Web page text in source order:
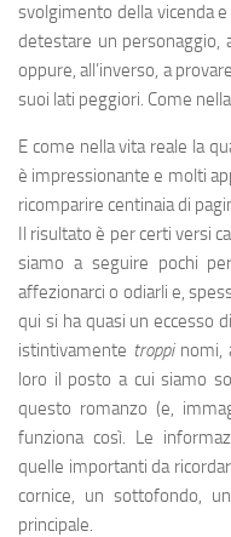
svolgimento della vicenda
detestare un personaggio,
oppure, all’inverso, a
suoi lati peggiori. Come
E come nella vita reale la
è impressionante e molti
ricomparire centinaia di
Il risultato è per certi versi
siamo a seguire pochi
affezionarci o odiarli e,
qui si ha quasi un eccesso
istintivamente troppinomi,
loro il posto a cui siamo
questo romanzo (e,
funziona così. Le
quelle importanti da
cornice, un sottofondo,
principale.